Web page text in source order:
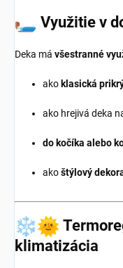
Využitie v
Deka má všestranné
ako klasická
ako hrejivá deka
do kočíka alebo
akoštýlový
klimatizácia